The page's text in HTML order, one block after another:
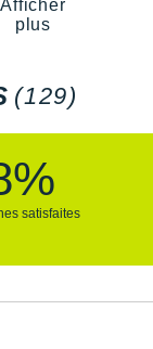
Afficher
plus
(129)
satisfaites